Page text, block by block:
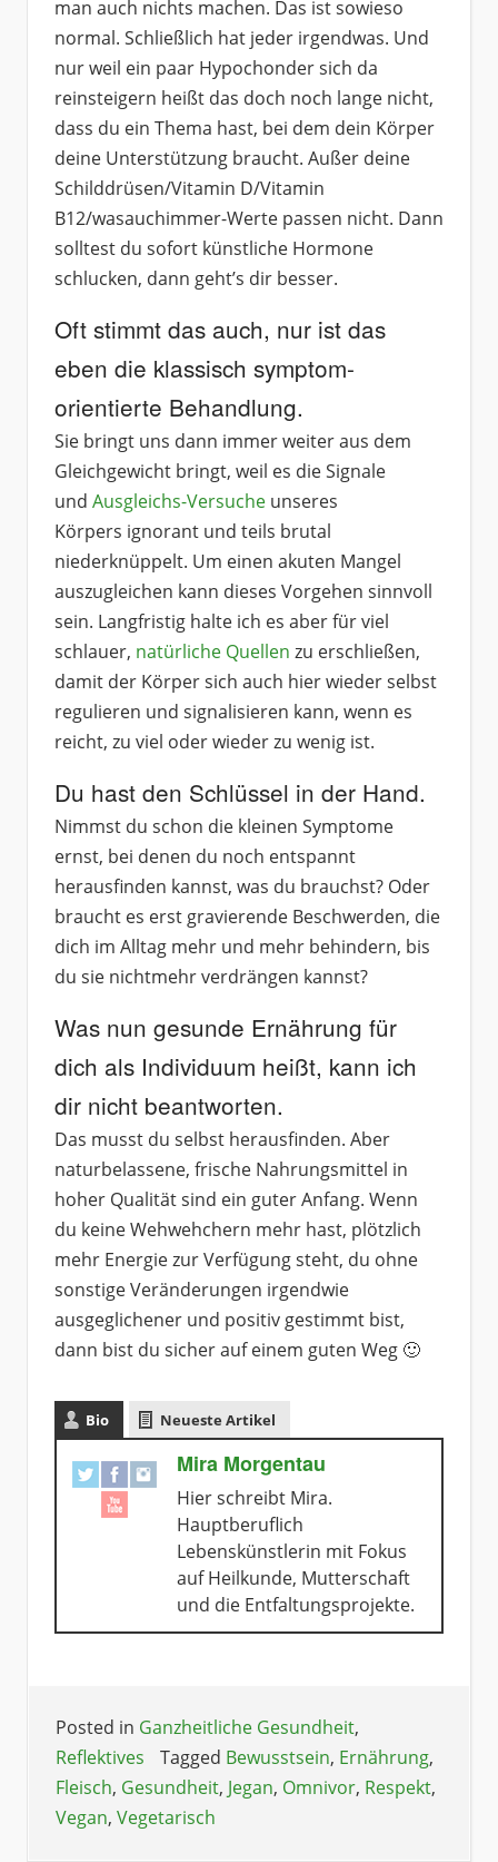
man auch nichts machen. Das ist sowieso
normal. Schließlich hat jeder irgendwas. Und
nur weil ein paar Hypochonder sich da
reinsteigern heißt das doch noch lange nicht,
dass du ein Thema hast, bei dem dein Körper
deine Unterstützung braucht. Außer deine
Schilddrüsen/Vitamin D/Vitamin
B12/wasauchimmer-Werte passen nicht. Dann
solltest du sofort künstliche Hormone
schlucken, dann geht’s dir besser.
Oft stimmt das auch, nur ist das
eben die klassisch symptom-
orientierte Behandlung.
Sie bringt uns dann immer weiter aus dem
Gleichgewicht bringt, weil es die Signale
und Ausgleichs-Versuche unseres
Körpers ignorant und teils brutal
niederknüppelt. Um einen akuten Mangel
auszugleichen kann dieses Vorgehen sinnvoll
sein. Langfristig halte ich es aber für viel
schlauer, natürliche Quellen zu erschließen,
damit der Körper sich auch hier wieder selbst
regulieren und signalisieren kann, wenn es
reicht, zu viel oder wieder zu wenig ist.
Du hast den Schlüssel in der Hand.
Nimmst du schon die kleinen Symptome
ernst, bei denen du noch entspannt
herausfinden kannst, was du brauchst? Oder
braucht es erst gravierende Beschwerden, die
dich im Alltag mehr und mehr behindern, bis
du sie nichtmehr verdrängen kannst?
Was nun gesunde Ernährung für
dich als Individuum heißt, kann ich
dir nicht beantworten.
Das musst du selbst herausfinden. Aber
naturbelassene, frische Nahrungsmittel in
hoher Qualität sind ein guter Anfang. Wenn
du keine Wehwehchern mehr hast, plötzlich
mehr Energie zur Verfügung steht, du ohne
sonstige Veränderungen irgendwie
ausgeglichener und positiv gestimmt bist,
dann bist du sicher auf einem guten Weg 🙂
Bio Neueste Artikel
Mira Morgentau
Hier schreibt Mira.
Hauptberuflich
Lebenskünstlerin mit Fokus
auf Heilkunde, Mutterschaft
und die Entfaltungsprojekte.
Posted in Ganzheitliche Gesundheit,
Reflektives
Tagged Bewusstsein, Ernährung,
Fleisch, Gesundheit, Jegan, Omnivor, Respekt,
Vegan, Vegetarisch